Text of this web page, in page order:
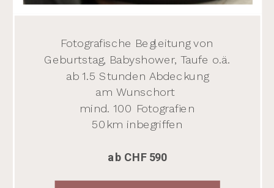
ab CHF 590
Fotografische Begleitung von
Geburtstag, Babyshower, Taufe o.ä.
ab 1.5 Stunden Abdeckung
am Wunschort
mind. 100 Fotografien
50km inbegriffen